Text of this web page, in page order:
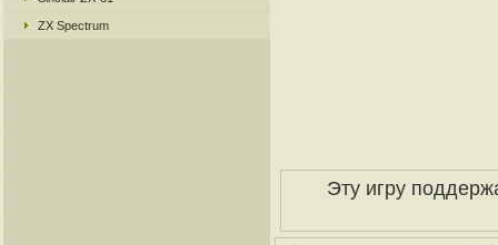
ZX Spectrum
Эту игру